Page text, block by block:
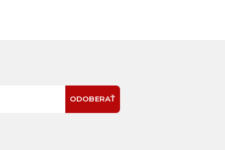
ODOBERAŤ